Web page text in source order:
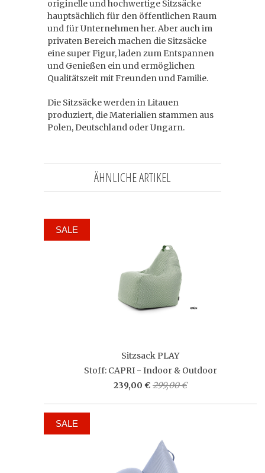
originelle und hochwertige Sitzsäcke
hauptsächlich für den öffentlichen Raum
und für Unternehmen her. Aber auch im
privaten Bereich machen die Sitzsäcke
eine super Figur, laden zum Entspannen
und Genießen ein und ermöglichen
Qualitätszeit mit Freunden und Familie.
Die Sitzsäcke werden in Litauen
produziert, die Materialien stammen aus
Polen, Deutschland oder Ungarn.
ÄHNLICHE ARTIKEL
Sitzsack PLAY
Stoff: CAPRI - Indoor & Outdoor
239,00 € 299,00 €
SALE
SALE